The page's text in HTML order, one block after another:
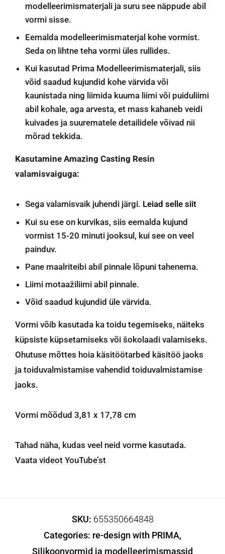
modelleerimismaterjali ja suru see näppude abil
vormi sisse.
Eemalda modelleerimismaterjal kohe vormist.
Seda on lihtne teha vormi üles rullides.
Kui kasutad Prima Modelleerimismaterjali, siis
võid saadud kujundid kohe värvida või
kaunistada ning liimida kuuma liimi või puiduliimi
abil kohale, aga arvesta, et mass kahaneb veidi
kuivades ja suurematele detailidele võivad nii
mõrad tekkida.
Kasutamine Amazing Casting Resin
valamisvaiguga:
Sega valamisvaik juhendi järgi. Leiad selle siit
Kui su ese on kurvikas, siis eemalda kujund
vormist 15-20 minuti jooksul, kui see on veel
painduv.
Pane maalriteibi abil pinnale lõpuni tahenema.
Liimi motaažiliimi abil pinnale.
Võid saadud kujundid üle värvida.
Vormi võib kasutada ka toidu tegemiseks, näiteks
küpsiste küpsetamiseks või šokolaadi valamiseks.
Ohutuse mõttes hoia käsitöötarbed käsitöö jaoks
ja toiduvalmistamise vahendid toiduvalmistamise
jaoks.
Vormi mõõdud 3,81 x 17,78 cm
Tahad näha, kudas veel neid vorme kasutada.
Vaata videot YouTube’st
SKU: 655350664848
Categories: re-design with PRIMA,
Silikoonvormid ja modelleerimismassid